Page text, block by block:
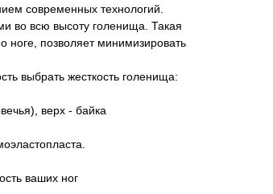
современных технологий.
во всю высоту голенища. Такая
ноге, позволяет минимизировать
выбрать жесткость голенища:
верх - байка
ваших ног